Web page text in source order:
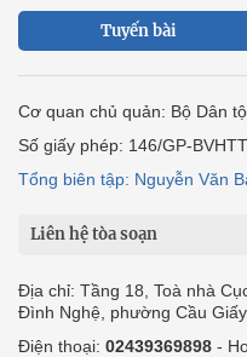
Tuyến bài
Cơ quan chủ quản: Bộ Dân
Số giấy phép: 146/GP-
Tổng biên tập: Nguyễn Văn
Liên hệ tòa soạn
Địa chỉ: Tầng 18, Toà nhà
Đình Nghệ, phường Cầu
Điện thoại: 02439369898 -